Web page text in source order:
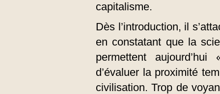
capitalisme.
Dès l’introduction, il
en constatant que la
permettent
d’évaluer la proximité
civilisation. Trop de